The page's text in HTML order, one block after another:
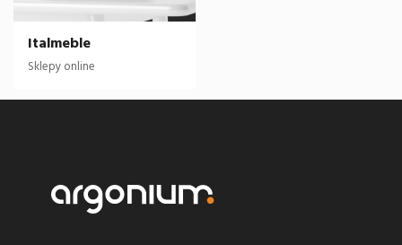
Italmeble
Sklepy online